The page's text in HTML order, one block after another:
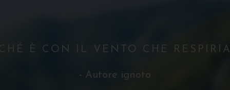
È CON IL VENTO CHE
- Autore ignoto